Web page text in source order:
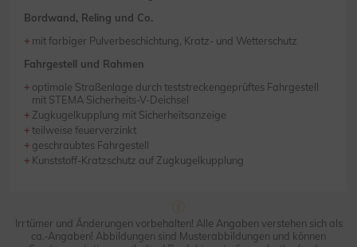
Bordwand, Reling und Co.
mit farbiger Pulverbeschichtung, Kratz- und Wetterschutz
Fahrgestell und Rahmen
optimale Straßenlage durch teststreckengeprüftes Fahrgestell
mit STEMA Sicherheits-V-Deichsel
Zugkugelkupplung mit Sicherheitsanzeige
teilweise feuerverzinkt
geschraubtes Fahrgestell
Kunststoff-Kratzschutz auf Zugkugelkupplung
Irrtümer und Änderungen vorbehalten! Alle Angaben verstehen sich als
ca.-Angaben! Abbildungen sind Musterabbildungen und können